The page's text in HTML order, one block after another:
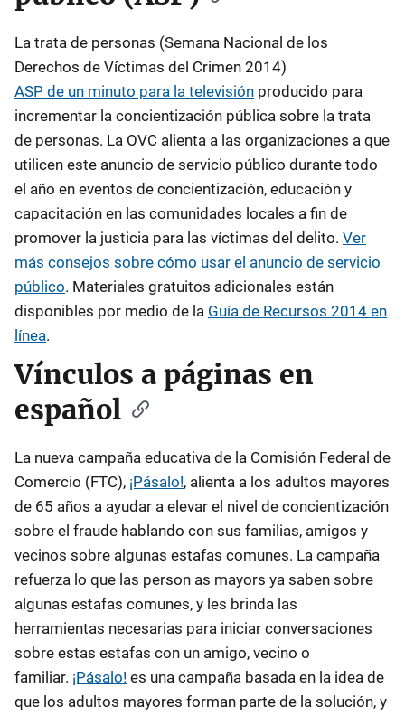
La trata de personas (Semana Nacional de los
Derechos de Víctimas del Crimen 2014)
ASP de un minuto para la televisión producido para
incrementar la concientización pública sobre la trata
de personas. La OVC alienta a las organizaciones a que
utilicen este anuncio de servicio público durante todo
el año en eventos de concientización, educación y
capacitación en las comunidades locales a fin de
promover la justicia para las víctimas del delito. Ver
más consejos sobre cómo usar el anuncio de servicio
público. Materiales gratuitos adicionales están
disponibles por medio de la Guía de Recursos 2014 en
línea.
Vínculos a páginas en
español
La nueva campaña educativa de la Comisión Federal de
Comercio (FTC), ¡Pásalo!, alienta a los adultos mayores
de 65 años a ayudar a elevar el nivel de concientización
sobre el fraude hablando con sus familias, amigos y
vecinos sobre algunas estafas comunes. La campaña
refuerza lo que las person as mayors ya saben sobre
algunas estafas comunes, y les brinda las
herramientas necesarias para iniciar conversaciones
sobre estas estafas con un amigo, vecino o
familiar. ¡Pásalo! es una campaña basada en la idea de
que los adultos mayores forman parte de la solución, y